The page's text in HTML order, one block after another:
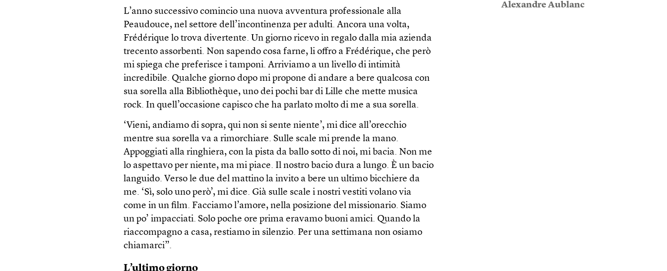
L’anno successivo comincio una nuova avventura professionale alla
Peaudouce, nel settore dell’incontinenza per adulti. Ancora una volta,
Frédérique lo trova divertente. Un giorno ricevo in regalo dalla mia azienda
trecento assorbenti. Non sapendo cosa farne, li offro a Frédérique, che però
mi spiega che preferisce i tamponi. Arriviamo a un livello di intimità
incredibile. Qualche giorno dopo mi propone di andare a bere qualcosa con
sua sorella alla Bibliothèque, uno dei pochi bar di Lille che mette musica
rock. In quell’occasione capisco che ha parlato molto di me a sua sorella.
‘Vieni, andiamo di sopra, qui non si sente niente’, mi dice all’orecchio
mentre sua sorella va a rimorchiare. Sulle scale mi prende la mano.
Appoggiati alla ringhiera, con la pista da ballo sotto di noi, mi bacia. Non me
lo aspettavo per niente, ma mi piace. Il nostro bacio dura a lungo. È un bacio
languido. Verso le due del mattino la invito a bere un ultimo bicchiere da
me. ‘Sì, solo uno però’, mi dice. Già sulle scale i nostri vestiti volano via
come in un film. Facciamo l’amore, nella posizione del missionario. Siamo
un po’ impacciati. Solo poche ore prima eravamo buoni amici. Quando la
riaccompagno a casa, restiamo in silenzio. Per una settimana non osiamo
chiamarci”.
L’ultimo giorno
Alexandre Aublanc